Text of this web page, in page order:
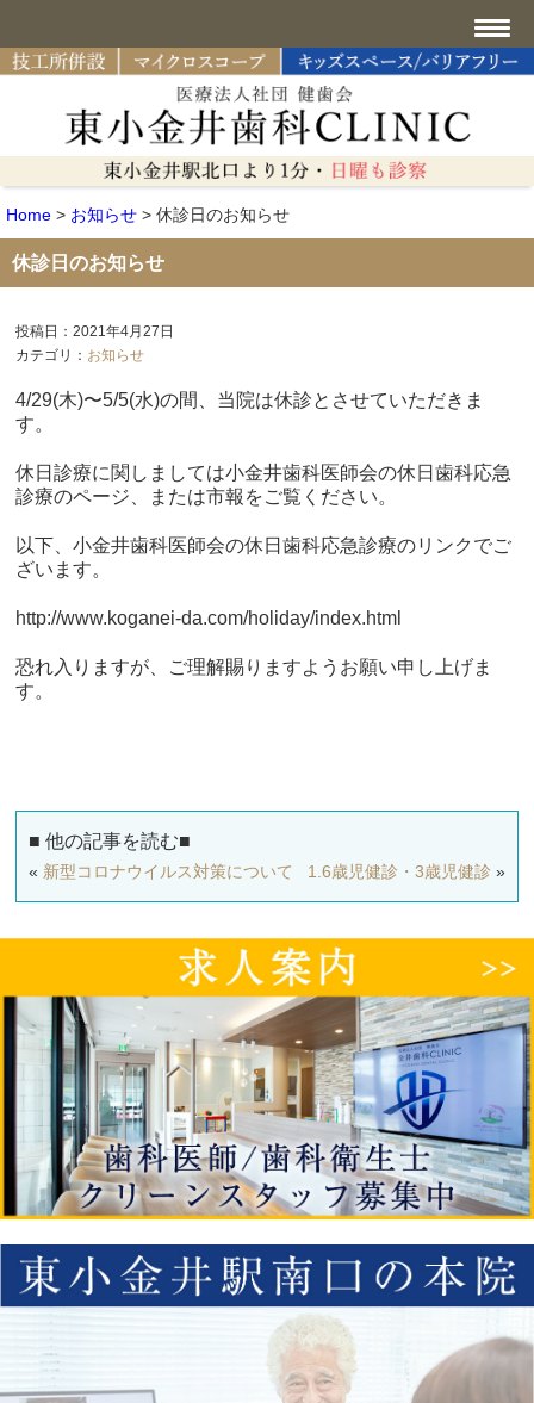
Home > お知らせ > 休診日のお知らせ
休診日のお知らせ
投稿日：2021年4月27日
カテゴリ： お知らせ
4/29(木)〜5/5(水)の間、当院は休診とさせていただきま
す。
休日診療に関しましては小金井歯科医師会の休日歯科応急
診療のページ、または市報をご覧ください。
以下、小金井歯科医師会の休日歯科応急診療のリンクでご
ざいます。
http://www.koganei-da.com/holiday/index.html
恐れ入りますが、ご理解賜りますようお願い申し上げま
す。
■ 他の記事を読む■
« 新型コロナウイルス対策について 1.6歳児健診・3歳児健診 »